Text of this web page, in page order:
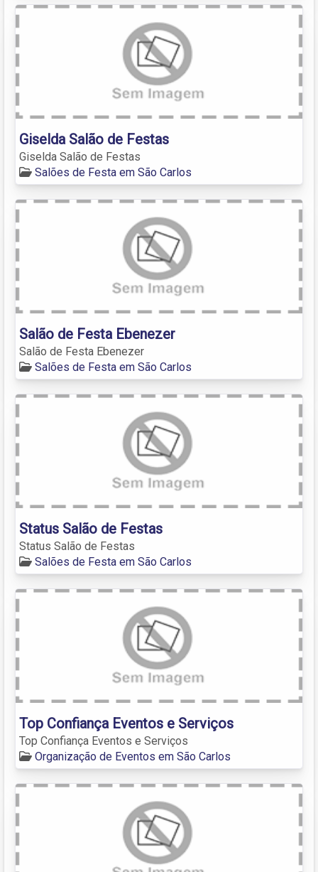
Giselda Salão de Festas
Giselda Salão de Festas
Salões de Festa em São Carlos
Salão de Festa Ebenezer
Salão de Festa Ebenezer
Salões de Festa em São Carlos
Status Salão de Festas
Status Salão de Festas
Salões de Festa em São Carlos
Top Confiança Eventos e Serviços
Top Confiança Eventos e Serviços
Organização de Eventos em São Carlos